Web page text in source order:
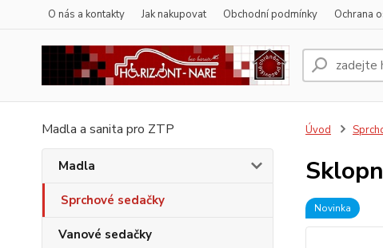
O nás a kontakty Jak nakupovat Obchodní podmínky Ochrana
Madla a sanita pro ZTP
Madla
Sprchové sedačky
Vanové sedačky
Úvod
Novinka